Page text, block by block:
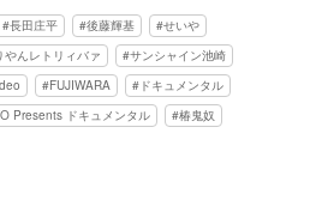
長田庄平 後藤輝基
せいや
やんレトリィバァ
サンシャイン池崎
FUJIWARA
ドキュメンタル
Presents ドキュメンタル 椿鬼奴